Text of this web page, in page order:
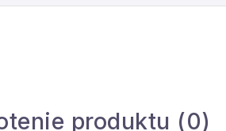
produktu (0)